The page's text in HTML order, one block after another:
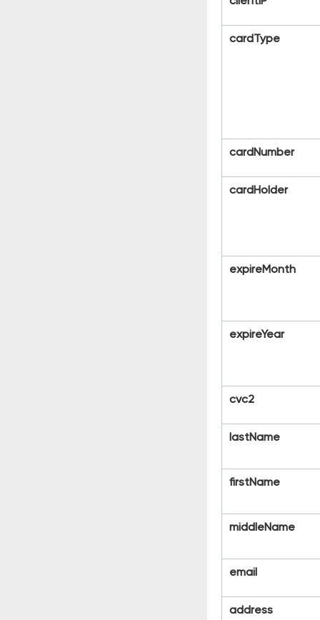
cardType
cardNumber
cardHolder
expireMonth
expireYear
cvc2
lastName
firstName
middleName
email
address